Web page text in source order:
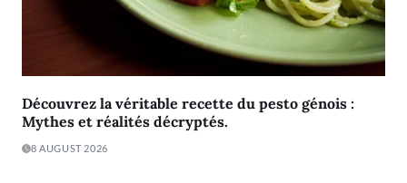
Découvrez la véritable recette du pesto génois :
Mythes et réalités décryptés.
8 AUGUST 2026